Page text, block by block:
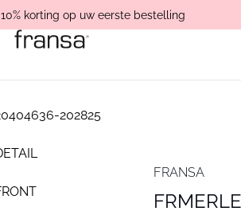
10% korting op uw eerste bestelling
FRANSA